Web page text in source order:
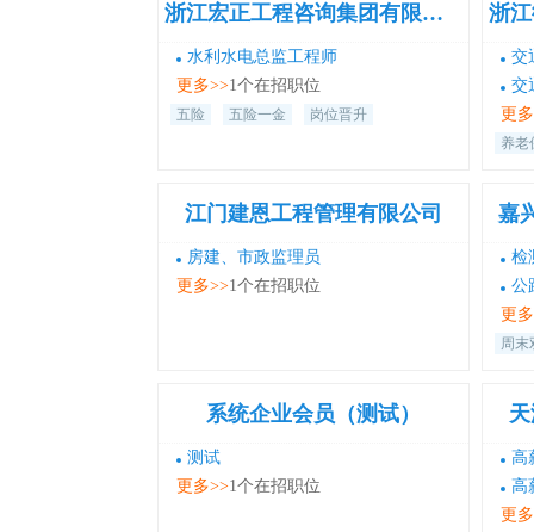
浙江宏正工程咨询集团有限公司
水利水电总监工程师
更多>>1个在招职位
五险 五险一金 岗位晋升
交
交
更
养老
江门建恩工程管理有限公司
房建、市政监理员
更多>>1个在招职位
嘉
检
公
更
周末
系统企业会员（测试）
测试
更多>>1个在招职位
高
高
更